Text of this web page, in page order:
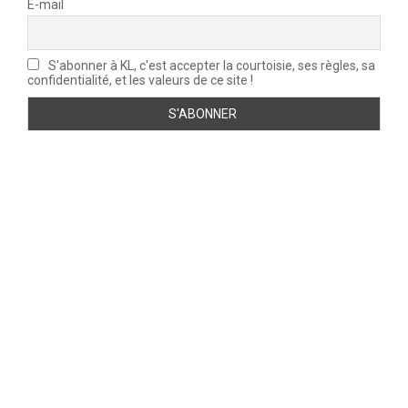
É-mail
S'abonner à KL, c'est accepter la courtoisie, ses règles, sa
confidentialité, et les valeurs de ce site !